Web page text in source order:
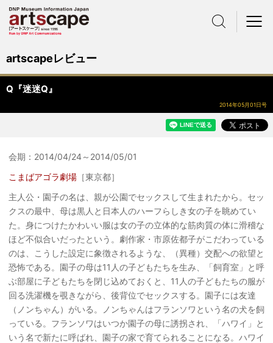
artscapeレビュー
Q『迷迷Q』
2014年05月01日号
会期：2014/04/24～2014/05/01
こまばアゴラ劇場 ［東京都］
主人公・園子の名は、親が公園でセックスして生まれたから。セッ
クスの最中、母は黒人と日本人のハーフらしき女の子を眺めてい
た。身につけたかわいい服は女の子の立体的な筋肉質の体に滑稽な
ほど不似合いだったという。劇作家・市原佐都子がこだわっている
のは、こうした設定に象徴されるような、（異種）交配への欲望と
恐怖である。園子の母は11人の子どもたちを生み、「飼育室」と呼
ぶ部屋に子どもたちを閉じ込めておくと、11人の子どもたちの服が
回る洗濯機を覗きながら、後背位でセックスする。園子には友達
（ノンちゃん）がいる。ノンちゃんはフランソワという名の犬を飼
っている。フランソワはいつか園子の母に誘拐され、「ハワイ」と
いう名で新たに呼ばれ、園子の家で育てられることになる。ハワイ
サイト内検索